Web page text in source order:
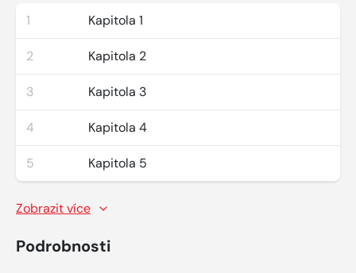
1 Kapitola 1
2 Kapitola 2
3 Kapitola 3
4 Kapitola 4
5 Kapitola 5
Zobrazit více
Podrobnosti